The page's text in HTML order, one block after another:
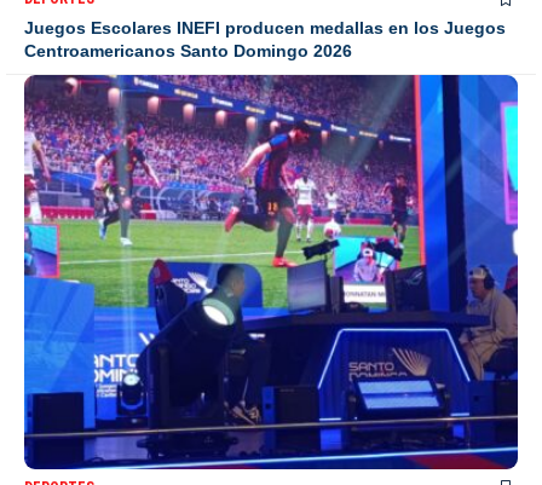
Juegos Escolares INEFI producen medallas en los Juegos
Centroamericanos Santo Domingo 2026